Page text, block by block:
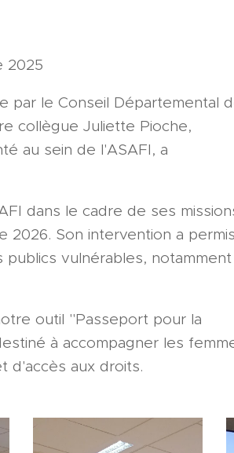
2025
par le Conseil Départemental
collègue Juliette Pioche,
au sein de l'ASAFI, a
dans le cadre de ses
2026. Son intervention a
vulnérables, notamment
outil "Passeport pour la
à accompagner les
d'accès aux droits.